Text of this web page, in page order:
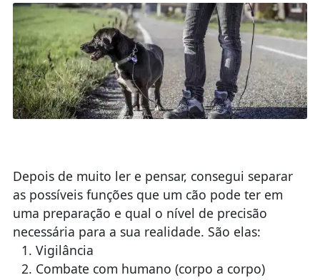
Depois de muito ler e pensar, consegui separar
as possíveis funções que um cão pode ter em
uma preparação e qual o nível de precisão
necessária para a sua realidade. São elas:
Vigilância
Combate com humano (corpo a corpo)